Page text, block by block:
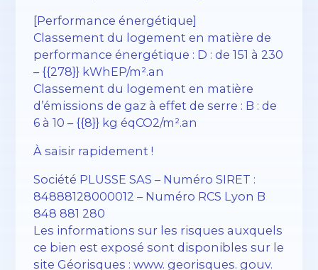
[Performance énergétique]
Classement du logement en matière de
performance énergétique : D : de 151 à 230
– {{278}} kWhEP/m².an
Classement du logement en matière
d’émissions de gaz à effet de serre : B : de
6 à 10 – {{8}} kg éqCO2/m².an
À saisir rapidement !
Société PLUSSE SAS – ​​Numéro SIRET :
84888128000012 – Numéro RCS Lyon B
848 881 280
Les informations sur les risques auxquels
ce bien est exposé sont disponibles sur le
site Géorisques : www. georisques. gouv.